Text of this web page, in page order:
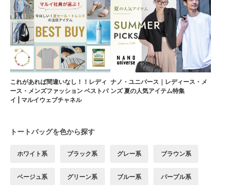
これがあれば間違いなし！！レディ
ース・メンズファッション ベストバ
イ | マルイウェブチャネル
ナノ・ユニバース｜レディース・メ
ンズ 夏の人気アイテム特集
トートバッグを色から探す
ホワイト系 ブラック系 グレー系 ブラウン系
ベージュ系 グリーン系 ブルー系 パープル系